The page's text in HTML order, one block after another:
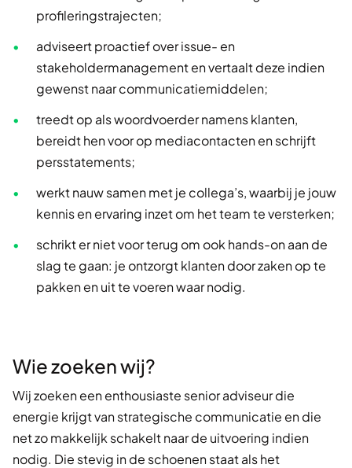
profileringstrajecten;
adviseert proactief over issue- en
stakeholdermanagement en vertaalt deze indien
gewenst naar communicatiemiddelen;
treedt op als woordvoerder namens klanten,
bereidt hen voor op mediacontacten en schrijft
persstatements;
werkt nauw samen met je collega’s, waarbij je jouw
kennis en ervaring inzet om het team te versterken;
schrikt er niet voor terug om ook hands-on aan de
slag te gaan: je ontzorgt klanten door zaken op te
pakken en uit te voeren waar nodig.
Wie zoeken wij?
Wij zoeken een enthousiaste senior adviseur die
energie krijgt van strategische communicatie en die
net zo makkelijk schakelt naar de uitvoering indien
nodig. Die stevig in de schoenen staat als het